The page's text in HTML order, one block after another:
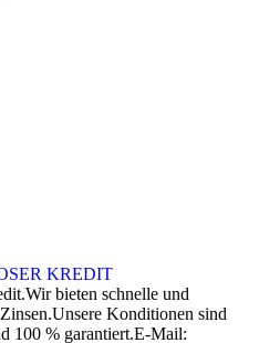
KREDIT
bieten schnelle und
Konditionen sind
100 % garantiert.E-Mail: